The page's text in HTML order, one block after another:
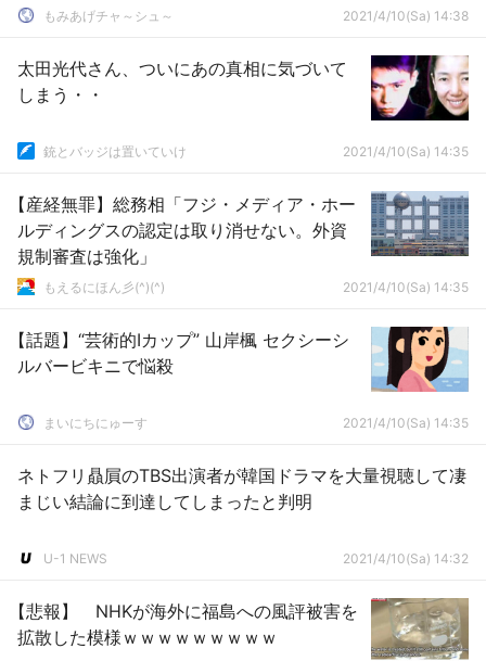
もみあげチャ～シュ～ 2021/4/10(Sa) 14:38
太田光代さん、ついにあの真相に気づいて
しまう・・
銃とバッジは置いていけ 2021/4/10(Sa) 14:35
【産経無罪】総務相「フジ・メディア・ホー
ルディングスの認定は取り消せない。外資
規制審査は強化」
もえるにほん彡(^)(^) 2021/4/10(Sa) 14:35
【話題】“芸術的Iカップ” 山岸楓 セクシーシ
ルバービキニで悩殺
まいにちにゅーす 2021/4/10(Sa) 14:35
ネトフリ贔屓のTBS出演者が韓国ドラマを大量視聴して凄
まじい結論に到達してしまったと判明
U-1 NEWS 2021/4/10(Sa) 14:32
【悲報】 NHKが海外に福島への風評被害を
拡散した模様ｗｗｗｗｗｗｗｗｗ